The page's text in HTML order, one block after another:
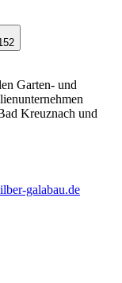
Garten- und
Kreuznach und
galabau.de